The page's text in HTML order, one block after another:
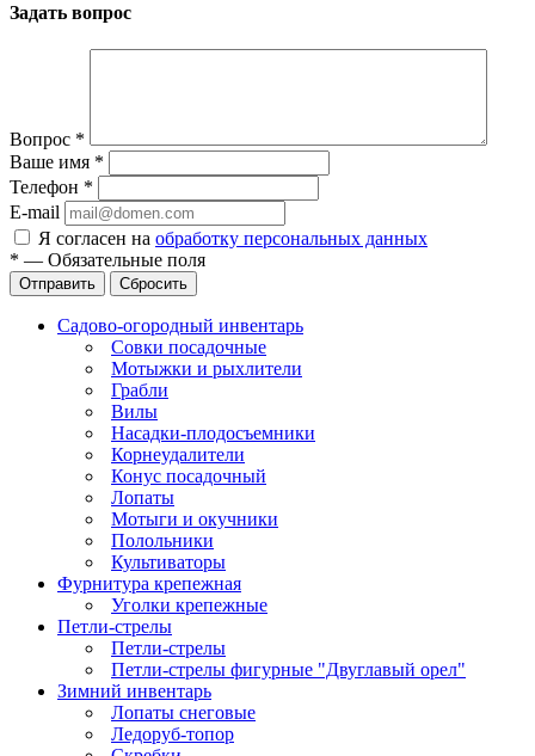
Задать вопрос
Вопрос *
Ваше имя *
Телефон *
E-mail
Я согласен на обработку персональных данных
* — Обязательные поля
Отправить Сбросить
Садово-огородный инвентарь
Совки посадочные
Мотыжки и рыхлители
Грабли
Вилы
Насадки-плодосъемники
Корнеудалители
Конус посадочный
Лопаты
Мотыги и окучники
Полольники
Культиваторы
Фурнитура крепежная
Уголки крепежные
Петли-стрелы
Петли-стрелы
Петли-стрелы фигурные "Двуглавый орел"
Зимний инвентарь
Лопаты снеговые
Ледоруб-топор